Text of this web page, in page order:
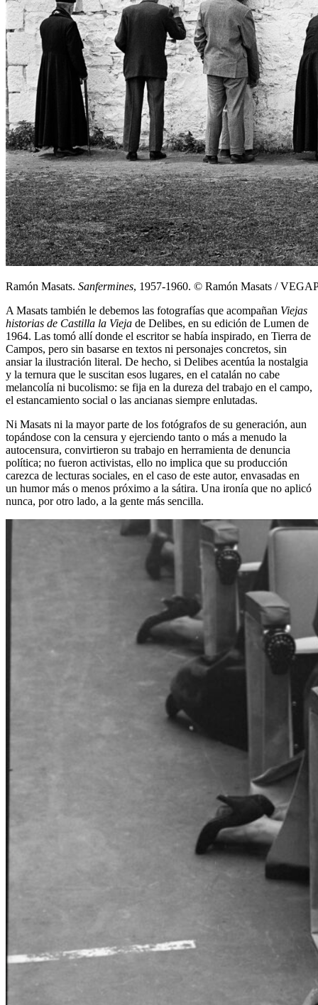
Ramón Masats. Sanfermines, 1957-1960. © Ramón Masats /
A Masats también le debemos las fotografías que acompañan Viejas
historias de Castilla la Vieja de Delibes, en su edición de Lumen de
1964. Las tomó allí donde el escritor se había inspirado, en Tierra de
Campos, pero sin basarse en textos ni personajes concretos, sin
ansiar la ilustración literal. De hecho, si Delibes acentúa la nostalgia
y la ternura que le suscitan esos lugares, en el catalán no cabe
melancolía ni bucolismo: se fija en la dureza del trabajo en el campo,
el estancamiento social o las ancianas siempre enlutadas.
Ni Masats ni la mayor parte de los fotógrafos de su generación, aun
topándose con la censura y ejerciendo tanto o más a menudo la
autocensura, convirtieron su trabajo en herramienta de denuncia
política; no fueron activistas, ello no implica que su producción
carezca de lecturas sociales, en el caso de este autor, envasadas en
un humor más o menos próximo a la sátira. Una ironía que no aplicó
nunca, por otro lado, a la gente más sencilla.